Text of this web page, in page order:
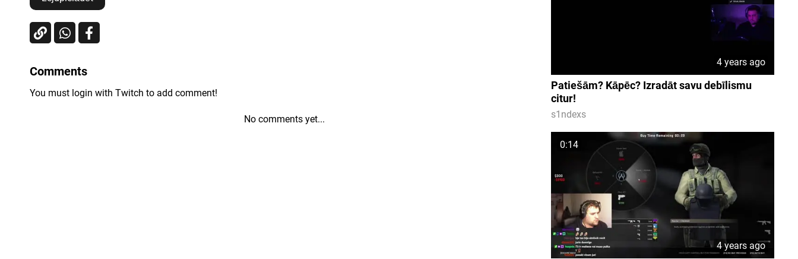
Comments
You must login with Twitch to add comment!
No comments yet...
4 years ago
Patiešām? Kāpēc? Izradāt savu debīlismu
citur!
s1ndexs
0:14
4 years ago